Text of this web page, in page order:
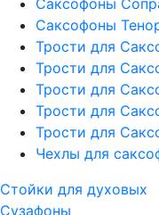
Саксофоны
Саксофоны
Трости для
Трости для
Трости для
Трости для
Трости для
Чехлы для
Стойки для духовых
Сузафоны